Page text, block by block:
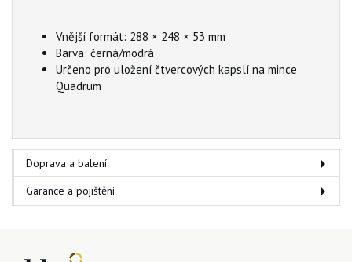
Vnější formát: 288 × 248 × 53 mm
Barva: černá/modrá
Určeno pro uložení čtvercových kapslí na mince
Quadrum
Doprava a balení
Garance a pojištění